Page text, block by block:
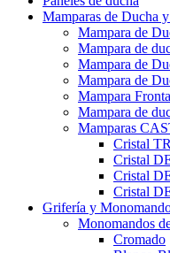
Mamparas de Ducha
Mampara de
Mampara de
Mampara de
Mampara de
Mampara
Mampara de
Mamparas
Cristal
Cristal
Cristal
Cristal
Grifería y
Monomandos
Cromado